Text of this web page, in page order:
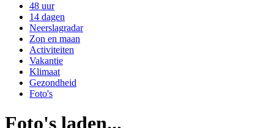
48 uur
14 dagen
Neerslagradar
Zon en maan
Activiteiten
Vakantie
Klimaat
Gezondheid
Foto's
Foto's laden...